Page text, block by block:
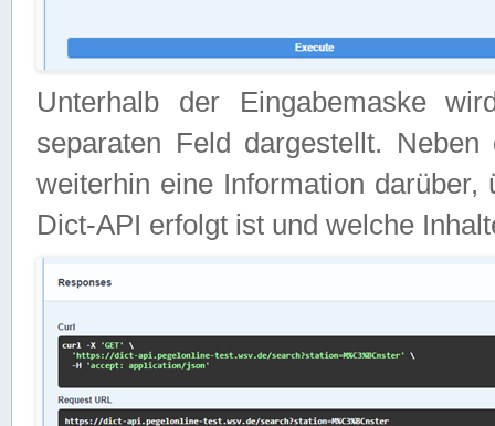
Unterhalb der Eingabemaske
separaten Feld dargestellt.
weiterhin eine Information
Dict-API erfolgt ist und welche